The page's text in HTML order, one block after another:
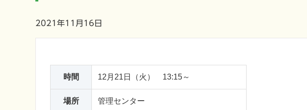
2021年11月16日
時間 12月21日（火） 13:15～
場所 管理センター